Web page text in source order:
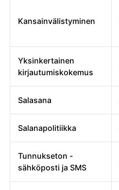
Kansainvälistyminen
Yksinkertainen
kirjautumiskokemus
Salasana
Salanapolitiikka
Tunnukseton -
sähköposti ja SMS